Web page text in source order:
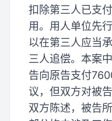
扣除第三人已支
用。用人单位先
以在第三人应当
三人追偿。本案
告向原告支付
议，但双方对被
双方陈述，被告